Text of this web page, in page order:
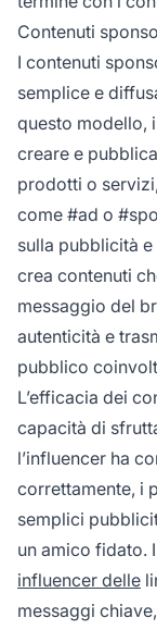
Contenuti
I contenuti
semplice e
questo modello,
creare e
prodotti o
come #ad o
sulla pubblicità e
crea contenuti
messaggio del
autenticità e
pubblico
L’efficacia dei
capacità di
l’influencer ha
correttamente, i
semplici
un amico fidato.
influencer delle
messaggi